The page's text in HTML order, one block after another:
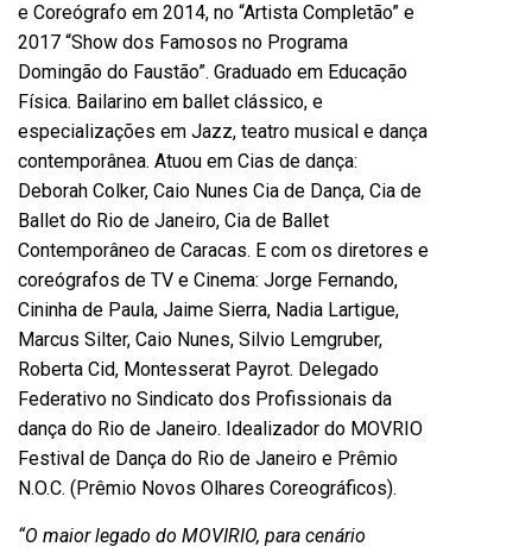
e Coreógrafo em 2014, no “Artista Completão” e
2017 “Show dos Famosos no Programa
Domingão do Faustão”. Graduado em Educação
Física. Bailarino em ballet clássico, e
especializações em Jazz, teatro musical e dança
contemporânea. Atuou em Cias de dança:
Deborah Colker, Caio Nunes Cia de Dança, Cia de
Ballet do Rio de Janeiro, Cia de Ballet
Contemporâneo de Caracas. E com os diretores e
coreógrafos de TV e Cinema: Jorge Fernando,
Cininha de Paula, Jaime Sierra, Nadia Lartigue,
Marcus Silter, Caio Nunes, Silvio Lemgruber,
Roberta Cid, Montesserat Payrot. Delegado
Federativo no Sindicato dos Profissionais da
dança do Rio de Janeiro. Idealizador do MOVRIO
Festival de Dança do Rio de Janeiro e Prêmio
N.O.C. (Prêmio Novos Olhares Coreográficos).
“O maior legado do MOVIRIO, para cenário